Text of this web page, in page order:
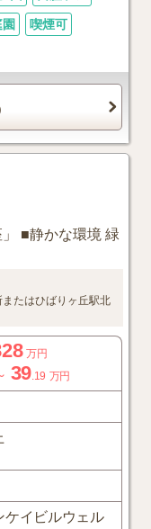
喫煙可
■静かな環境 緑
たはひばりヶ丘駅北
万円
39.19 万円
ケイビルウェル